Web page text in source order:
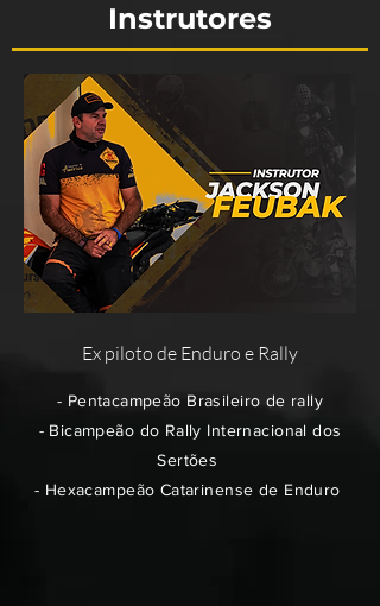
Instrutores
- Pentacampeão Brasileiro de rally
- Bicampeão do Rally Internacional dos
Sertões
- Hexacampeão Catarinense de Enduro
Ex piloto de Enduro e Rally